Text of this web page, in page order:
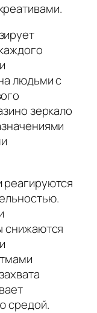
людьми с
зеркало
реагируются
снижаются
средой.